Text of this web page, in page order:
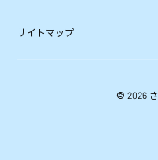
サイトマップ
© 2026